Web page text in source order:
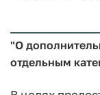
"О
отдельным